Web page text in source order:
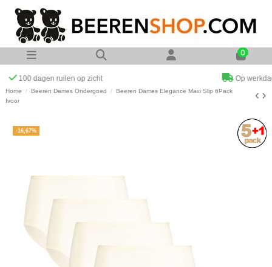
0
Op werkdagen voor 23:00 uur besteld zelfde dag verzonden
Home Beeren Dames Ondergoed
Beeren Dames Elegance Maxi Slip 6Pack
Ivoor
-16,67%